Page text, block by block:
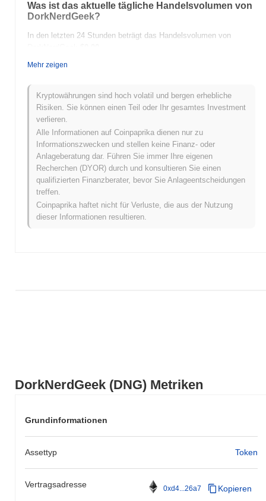
DorkNerdGeek (DNG) Metriken
Grundinformationen
Assettyp Token
Vertragsadresse 0xd4...26a7 Kopieren
Was ist das aktuelle tägliche Handelsvolumen von
DorkNerdGeek?
In den letzten 24 Stunden beträgt das Handelsvolumen von
Was ist die Preisspanne von DorkNerdGeek in der
Allzeithoch (ATH):$0.001009
Allzeittief (ATL):$0.00
DorkNerdGeek wird derzeit~96.38%unter seinem ATH gehandelt
Wie schneidet DorkNerdGeek im Vergleich zum
breiteren Kryptomarkt ab?
In den letzten 7 Tagen ist DorkNerdGeek um 0.00% gestiegen
und lag damit hinter dem gesamten Kryptomarkt der einen Gewinn
von
Mehr zeigen
Kryptowährungen sind hoch volatil und bergen erhebliche
Risiken. Sie können einen Teil oder Ihr gesamtes Investment
verlieren.
Alle Informationen auf Coinpaprika dienen nur zu
Informationszwecken und stellen keine Finanz- oder
Anlageberatung dar. Führen Sie immer Ihre eigenen
Recherchen (DYOR) durch und konsultieren Sie einen
qualifizierten Finanzberater, bevor Sie Anlageentscheidungen
treffen.
Coinpaprika haftet nicht für Verluste, die aus der Nutzung
dieser Informationen resultieren.